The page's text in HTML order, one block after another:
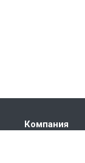
Компания